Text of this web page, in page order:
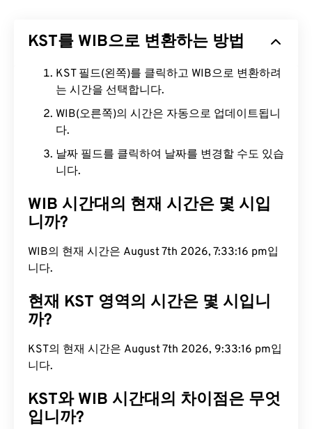
KST를 WIB으로 변환하는 방법
KST 필드(왼쪽)를 클릭하고 WIB으로 변환하려
는 시간을 선택합니다.
WIB(오른쪽)의 시간은 자동으로 업데이트됩니
다.
날짜 필드를 클릭하여 날짜를 변경할 수도 있습
니다.
WIB 시간대의 현재 시간은 몇 시입
니까?
WIB의 현재 시간은 August 7th 2026, 7:33:16 pm입
니다.
현재 KST 영역의 시간은 몇 시입니
까?
KST의 현재 시간은 August 7th 2026, 9:33:16 pm입
니다.
KST와 WIB 시간대의 차이점은 무엇
입니까?